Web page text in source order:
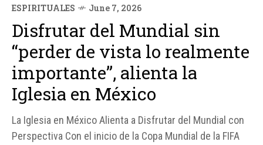
ESPIRITUALES June 7, 2026
Disfrutar del Mundial sin
“perder de vista lo realmente
importante”, alienta la
Iglesia en México
La Iglesia en México Alienta a Disfrutar del Mundial con
Perspectiva Con el inicio de la Copa Mundial de la FIFA